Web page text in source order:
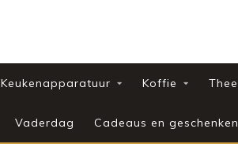
Keukenapparatuur Koffie Thee
Vaderdag Cadeaus en geschenken